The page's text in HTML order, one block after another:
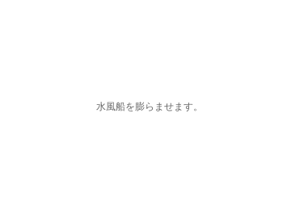
水風船を膨らませます。